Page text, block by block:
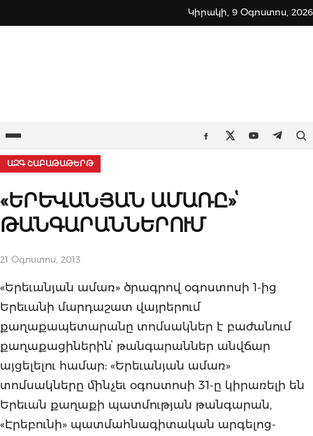
to
Կիրակի, 9 Օգոստոս, 2026
Ընտրացանկ Facebook
TwitterYoutube
ԱԶԳ ՇԱԲԱԹԱԹԵՐԹ
«ԵՐԵՎԱՆՅԱՆ ԱՄԱՌԸ»ՙ
ԹԱՆԳԱՐԱՆՆԵՐՈՒՄ
21 Օգոստոս, 2013
«Երեւանյան ամառ» ծրագրով օգոստոսի 1-ից
Երեւանի մարդաշատ վայրերում
քաղաքապետարանը տոմսակներ է բաժանում
քաղաքացիներինՙ թանգարաններ անվճար
այցելելու համար: «Երեւանյան ամառ»
տոմսակները մինչեւ օգոստոսի 31-ը կիրառելի են
Երեւան քաղաքի պատմության թանգարան,
«Էրեբունի» պատմահնագիտական արգելոց-